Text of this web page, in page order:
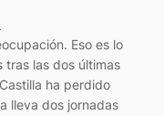
Eso es lo
tras las dos últimas
ha perdido
lleva dos jornadas